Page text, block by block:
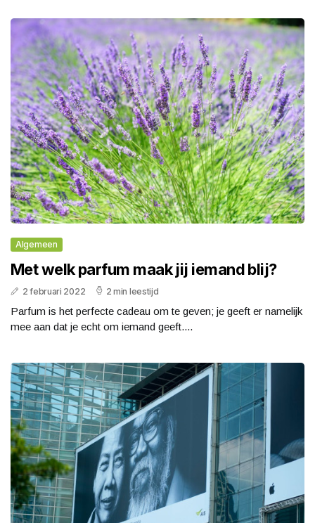
Algemeen
Met welk parfum maak jij iemand blij?
2 februari 2022 2 min leestijd
Parfum is het perfecte cadeau om te geven; je geeft er namelijk
mee aan dat je echt om iemand geeft....